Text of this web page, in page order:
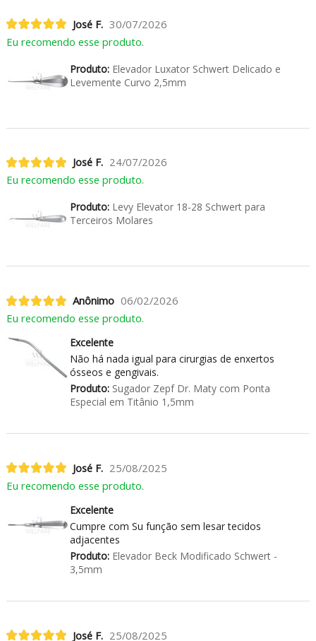
José F. 30/07/2026
Eu recomendo esse produto.
Produto:Elevador Luxator Schwert Delicado e
Levemente Curvo 2,5mm
José F. 24/07/2026
Eu recomendo esse produto.
Produto:Levy Elevator 18-28 Schwert para
Terceiros Molares
Anônimo 06/02/2026
Eu recomendo esse produto.
Excelente
Não há nada igual para cirurgias de enxertos
ósseos e gengivais.
Produto:Sugador Zepf Dr. Maty com Ponta
Especial em Titânio 1,5mm
José F. 25/08/2025
Eu recomendo esse produto.
Excelente
Cumpre com Su função sem lesar tecidos
adjacentes
Produto:Elevador Beck Modificado Schwert -
3,5mm
José F. 25/08/2025